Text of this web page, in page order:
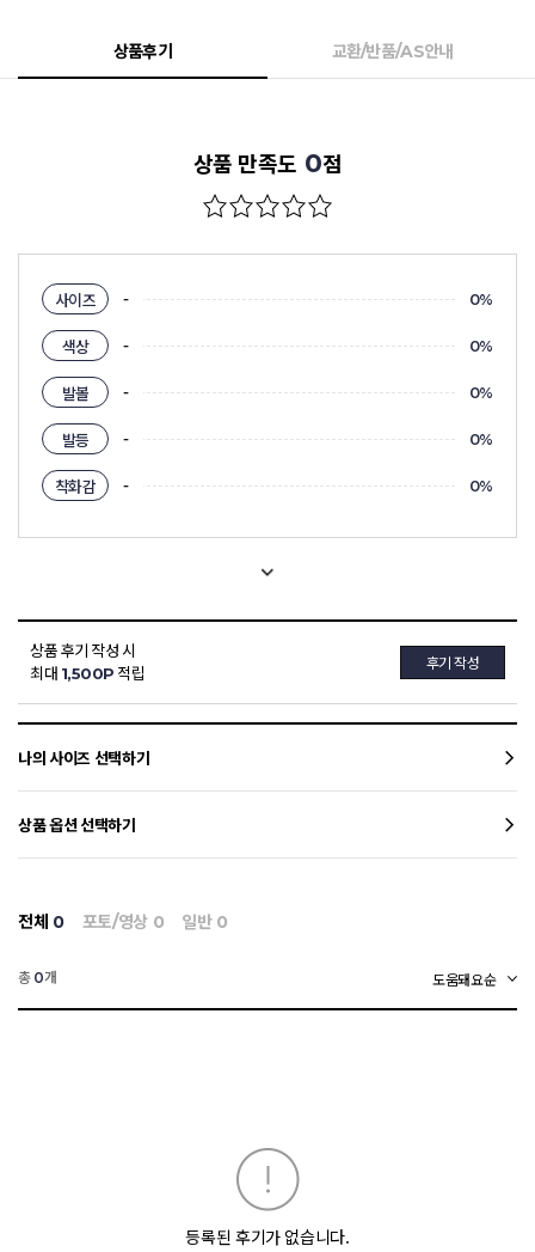
상품후기 교환/반품/AS안내
상품 만족도 0점
사이즈 - 0%
색상 - 0%
발볼 - 0%
발등 - 0%
착화감 - 0%
상품 후기 작성 시
최대 1,500P 적립
후기 작성
나의 사이즈 선택하기
상품 옵션 선택하기
전체 0 포토/영상 0 일반 0
총 0개
등록된 후기가 없습니다.